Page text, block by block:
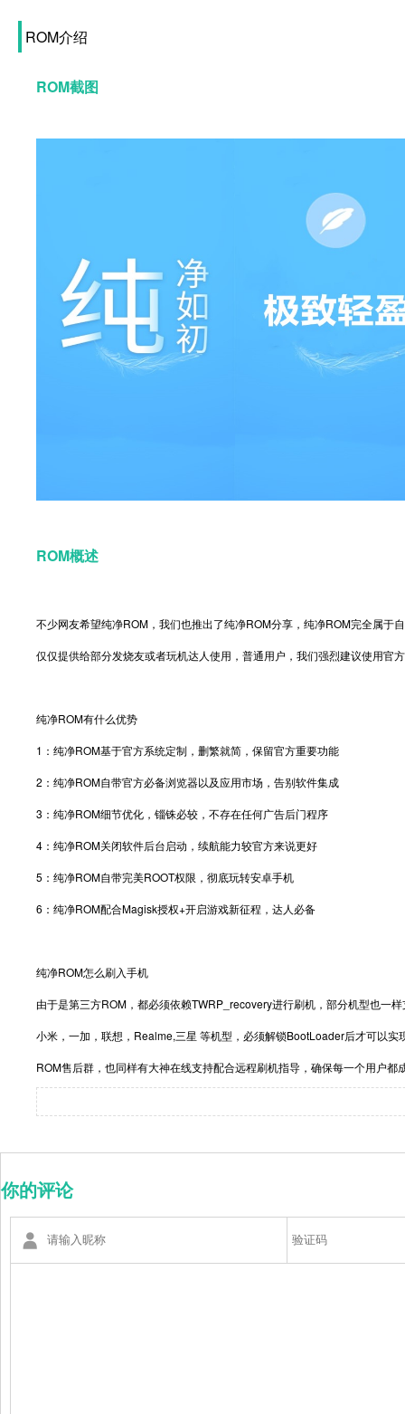
ROM介绍
ROM截图
ROM概述
不少网友希望纯净ROM，我们也推出了纯净ROM分享，纯净ROM完全属于
仅仅提供给部分发烧友或者玩机达人使用，普通用户，我们强烈建议使用官
纯净ROM有什么优势
1：纯净ROM基于官方系统定制，删繁就简，保留官方重要功能
2：纯净ROM自带官方必备浏览器以及应用市场，告别软件集成
3：纯净ROM细节优化，锱铢必较，不存在任何广告后门程序
4：纯净ROM关闭软件后台启动，续航能力较官方来说更好
5：纯净ROM自带完美ROOT权限，彻底玩转安卓手机
6：纯净ROM配合Magisk授权+开启游戏新征程，达人必备
纯净ROM怎么刷入手机
由于是第三方ROM，都必须依赖TWRP_recovery进行刷机，部分机型也一
小米，一加，联想，Realme,三星 等机型，必须解锁BootLoader后才可以实
ROM售后群，也同样有大神在线支持配合远程刷机指导，确保每一个用户都
你的评论